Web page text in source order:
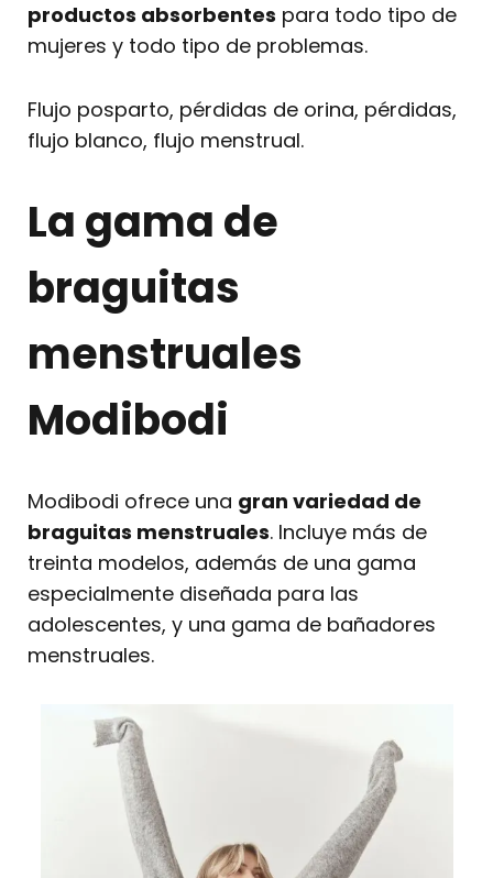
productos absorbentes para todo tipo de
mujeres y todo tipo de problemas.
Flujo posparto, pérdidas de orina, pérdidas,
flujo blanco, flujo menstrual.
La gama de
braguitas
menstruales
Modibodi
Modibodi ofrece una gran variedad de
braguitas menstruales. Incluye más de
treinta modelos, además de una gama
especialmente diseñada para las
adolescentes, y una gama de bañadores
menstruales.